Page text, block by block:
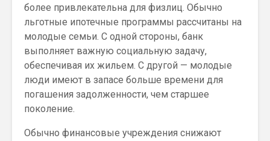
более привлекательна для физлиц. Обычно
льготные ипотечные программы рассчитаны на
молодые семьи. С одной стороны, банк
выполняет важную социальную задачу,
обеспечивая их жильем. С другой — молодые
люди имеют в запасе больше времени для
погашения задолженности, чем старшее
поколение.
Обычно финансовые учреждения снижают